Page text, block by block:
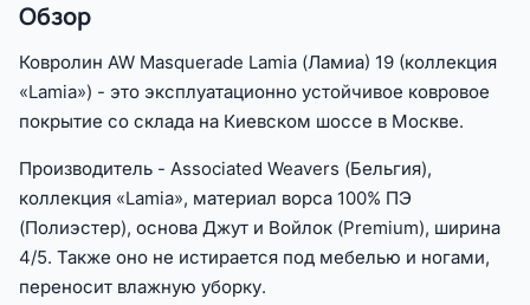
Обзор
Ковролин AW Masquerade Lamia (Ламиа) 19 (коллекция
«Lamia») - это эксплуатационно устойчивое ковровое
покрытие со склада на Киевском шоссе в Москве.
Производитель - Associated Weavers (Бельгия),
коллекция «Lamia», материал ворса 100% ПЭ
(Полиэстер), основа Джут и Войлок (Premium), ширина
4/5. Также оно не истирается под мебелью и ногами,
переносит влажную уборку.